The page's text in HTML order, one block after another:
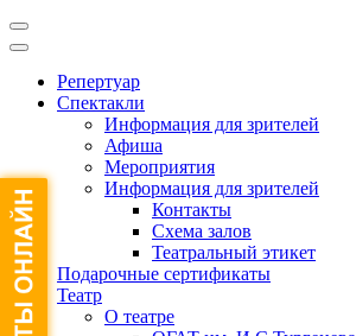
Репертуар
Спектакли
Информация для зрителей
Афиша
Мероприятия
Информация для зрителей
Контакты
Схема залов
Театральный этикет
Подарочные сертификаты
Театр
О театре